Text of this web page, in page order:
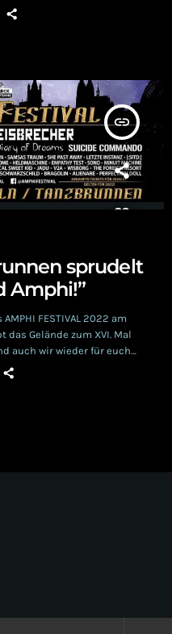
ließen sich die
nun wirklich nicht
insert_link
sprudelt
Amphi!”
FESTIVAL 2022 am
Gelände zum XVI. Mal
auch wir wieder für euch
lautet “Alles wird Amphi!”
von Romantik bis zum